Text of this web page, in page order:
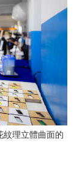
紋理立體曲面的